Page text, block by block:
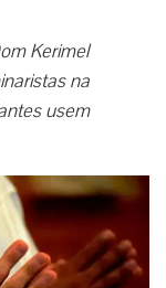
Kerimel
na
usem